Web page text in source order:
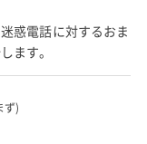
惑電話に対するおま
ます。
ず)